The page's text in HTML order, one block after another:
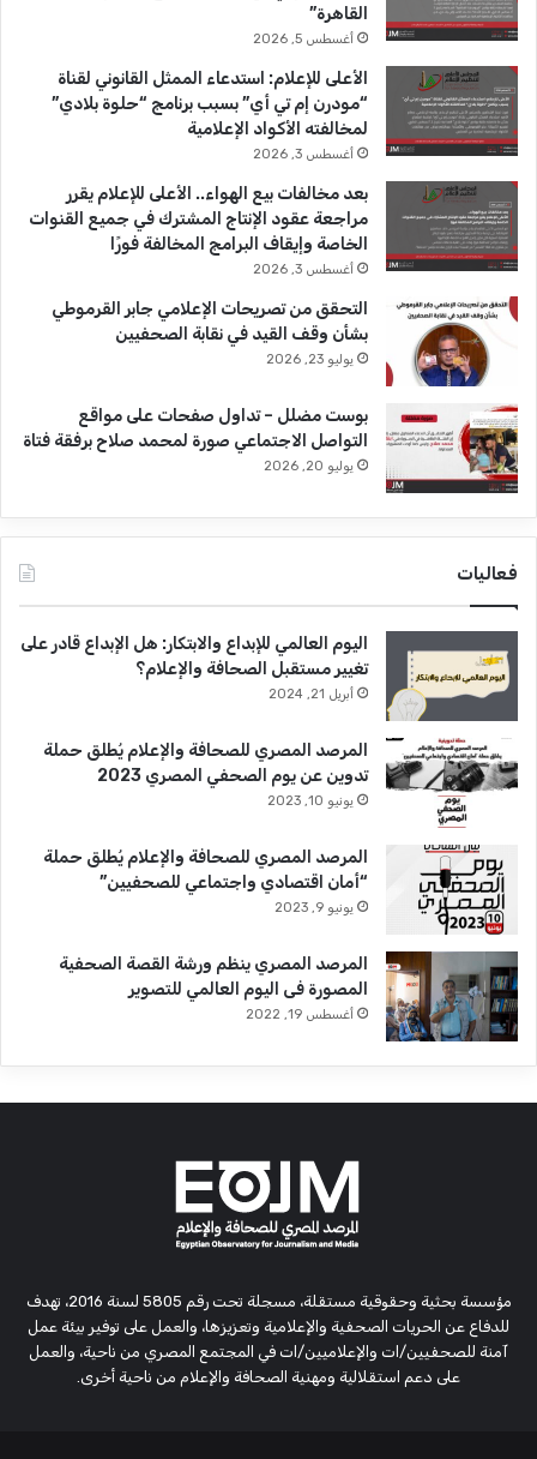
ك
u
b
e
ا
م
القاهرة”
أغسطس 5, 2026
الأعلى للإعلام: استدعاء الممثل القانوني لقناة
“مودرن إم تي أي” بسبب برنامج “حلوة بلادي”
لمخالفته الأكواد الإعلامية
أغسطس 3, 2026
بعد مخالفات بيع الهواء.. الأعلى للإعلام يقرر
مراجعة عقود الإنتاج المشترك في جميع القنوات
الخاصة وإيقاف البرامج المخالفة فورًا
أغسطس 3, 2026
التحقق من تصريحات الإعلامي جابر القرموطي
بشأن وقف القيد في نقابة الصحفيين
يوليو 23, 2026
بوست مضلل – تداول صفحات على مواقع
التواصل الاجتماعي صورة لمحمد صلاح برفقة فتاة
يوليو 20, 2026
فعاليات
اليوم العالمي للإبداع والابتكار: هل الإبداع قادر على
تغيير مستقبل الصحافة والإعلام؟
أبريل 21, 2024
المرصد المصري للصحافة والإعلام يُطلق حملة
تدوين عن يوم الصحفي المصري 2023
يونيو 10, 2023
المرصد المصري للصحافة والإعلام يُطلق حملة
“أمان اقتصادي واجتماعي للصحفيين”
يونيو 9, 2023
المرصد المصري ينظم ورشة القصة الصحفية
المصورة فى اليوم العالمي للتصوير
أغسطس 19, 2022
مؤسسة بحثية وحقوقية مستقلة، مسجلة تحت رقم 5805 لسنة 2016، تهدف
للدفاع عن الحريات الصحفية والإعلامية وتعزيزها، والعمل على توفير بيئة عمل
آمنة للصحفيين/ات والإعلاميين/ات في المجتمع المصري من ناحية، والعمل
على دعم استقلالية ومهنية الصحافة والإعلام من ناحية أخرى.